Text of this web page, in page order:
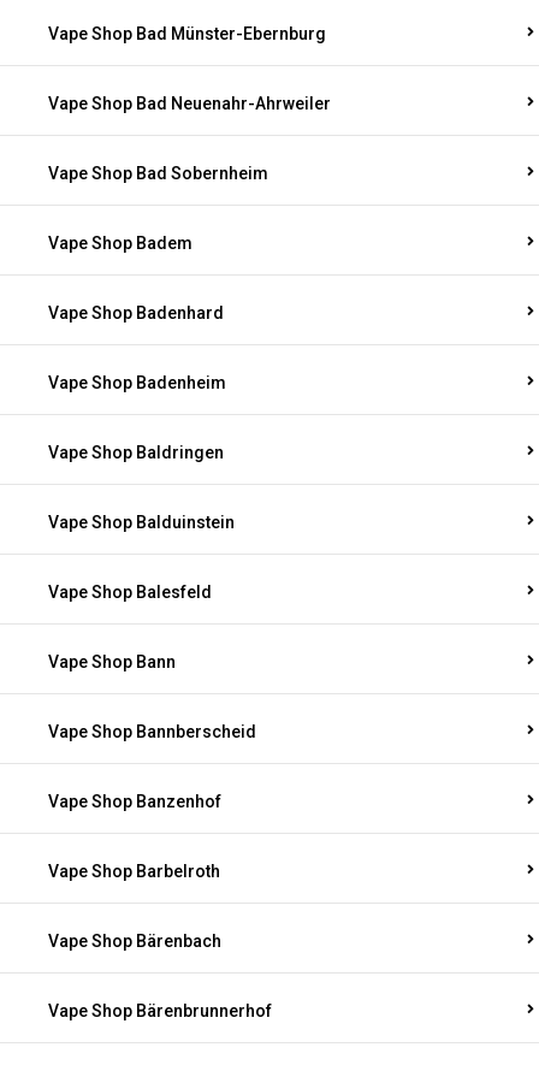
Vape Shop Bad Münster-Ebernburg
Vape Shop Bad Neuenahr-Ahrweiler
Vape Shop Bad Sobernheim
Vape Shop Badem
Vape Shop Badenhard
Vape Shop Badenheim
Vape Shop Baldringen
Vape Shop Balduinstein
Vape Shop Balesfeld
Vape Shop Bann
Vape Shop Bannberscheid
Vape Shop Banzenhof
Vape Shop Barbelroth
Vape Shop Bärenbach
Vape Shop Bärenbrunnerhof